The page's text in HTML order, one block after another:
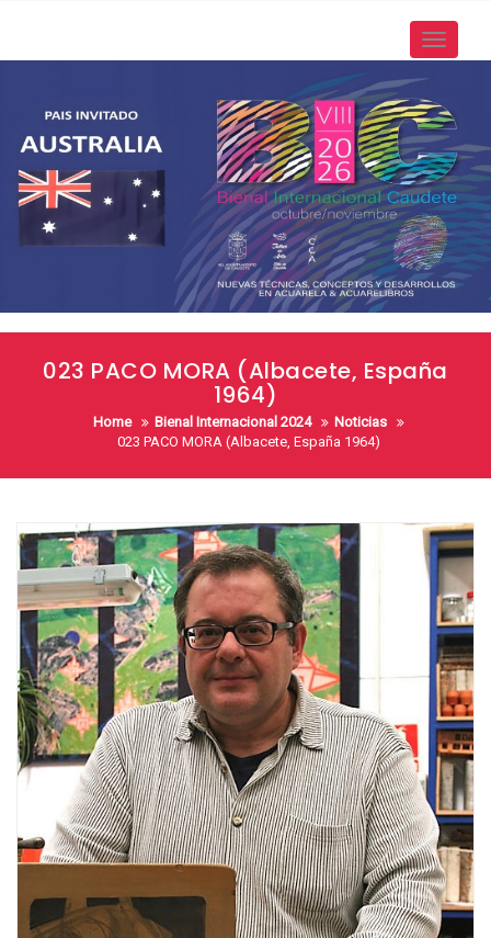
Toggle
023 PACO MORA (Albacete, España
1964)
Home Bienal Internacional 2024
Noticias
023 PACO MORA (Albacete, España 1964)